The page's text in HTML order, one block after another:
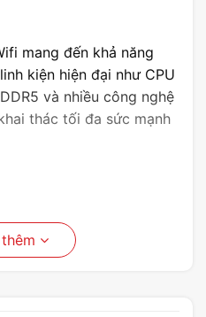
mang đến khả năng
kiện hiện đại như CPU
và nhiều công nghệ
thác tối đa sức mạnh